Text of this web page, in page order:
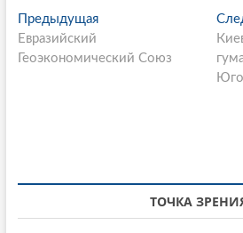
P
o
v
i
ПредыдущаяП
е
Евразийский
Геоэкономический Союз
ТОЧКА